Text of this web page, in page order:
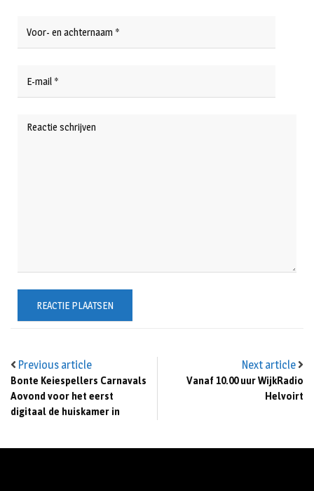
Previous article
Bonte Keiespellers Carnavals
Aovond voor het eerst
digitaal de huiskamer in
Next article
Vanaf 10.00 uur WijkRadio
Helvoirt